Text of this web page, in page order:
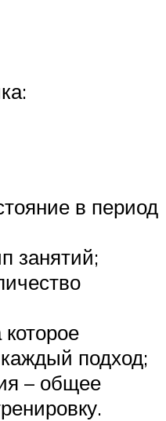
в период
занятий;
подход;
– общее